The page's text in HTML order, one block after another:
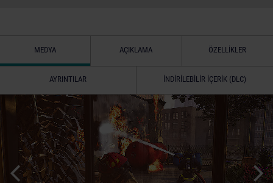
MEDYA AÇIKLAMA ÖZELLIKLER
AYRINTILAR İNDIRILEBILIR İÇERIK (DLC)